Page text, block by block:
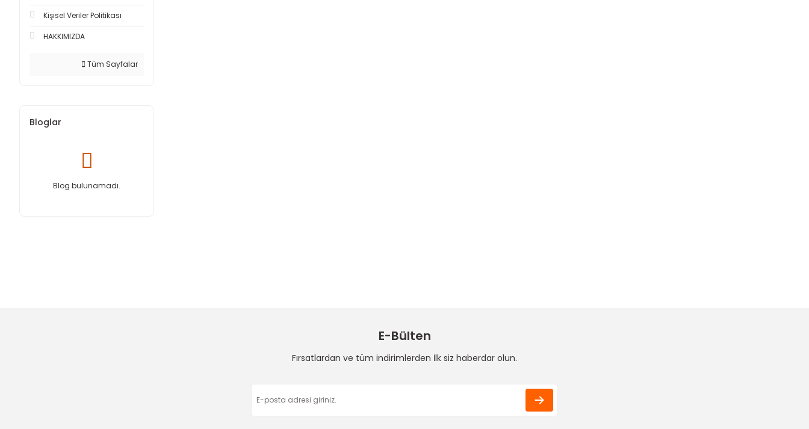
Kişisel Veriler Politikası
HAKKIMIZDA
Tüm Sayfalar
Bloglar
Blog bulunamadı.
E-Bülten
Fırsatlardan ve tüm indirimlerden İlk siz haberdar olun.